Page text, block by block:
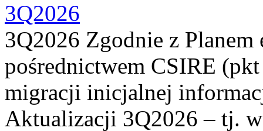
3Q2026
3Q2026 Zgodnie z
pośrednictwem CSIRE
migracji inicjalnej
Aktualizacji 3Q2026 – tj.